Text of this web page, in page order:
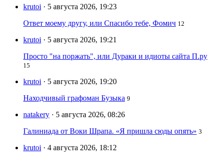
krutoi · 5 августа 2026, 19:23
Ответ моему другу, или Спасибо тебе, Фомич 12
krutoi · 5 августа 2026, 19:21
Просто "на поржать", или Дураки и идиоты сайта П.ру
15
krutoi · 5 августа 2026, 19:20
Находчивый графоман Бузыка 9
natakery · 5 августа 2026, 08:26
Галиниада от Воки Шрапа. «Я пришла сюды опять» 3
krutoi · 4 августа 2026, 18:12